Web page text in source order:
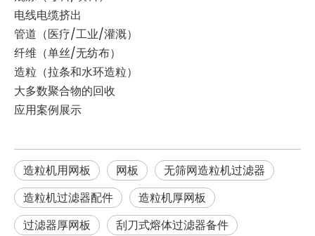
电线电缆挤出
管道（医疗/工业/灌溉）
纤维（单丝/无纺布）
造粒（拉条和水环造粒）
大多数聚合物的回收
应用案例展示
造粒机用网板 网板
无筛网造粒机过滤器
造粒机过滤器配件
造粒机厚网板
过滤器厚网板
刮刀式熔体过滤器备件